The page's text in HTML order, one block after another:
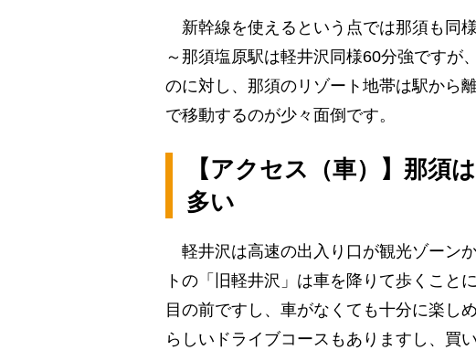
新幹線を使えるという点では那須も同
～那須塩原駅は軽井沢同様60分強ですが
のに対し、那須のリゾート地帯は駅から
で移動するのが少々面倒です。
【アクセス（車）】那須
多い
軽井沢は高速の出入り口が観光ゾーン
トの「旧軽井沢」は車を降りて歩くこと
目の前ですし、車がなくても十分に楽し
らしいドライブコースもありますし、買